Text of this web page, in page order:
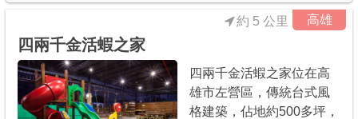
高雄
四兩千金活蝦之家
約 5 公里
四兩千金活蝦之家位在高
雄市左營區，傳統台式風
格建築，佔地約500多坪，